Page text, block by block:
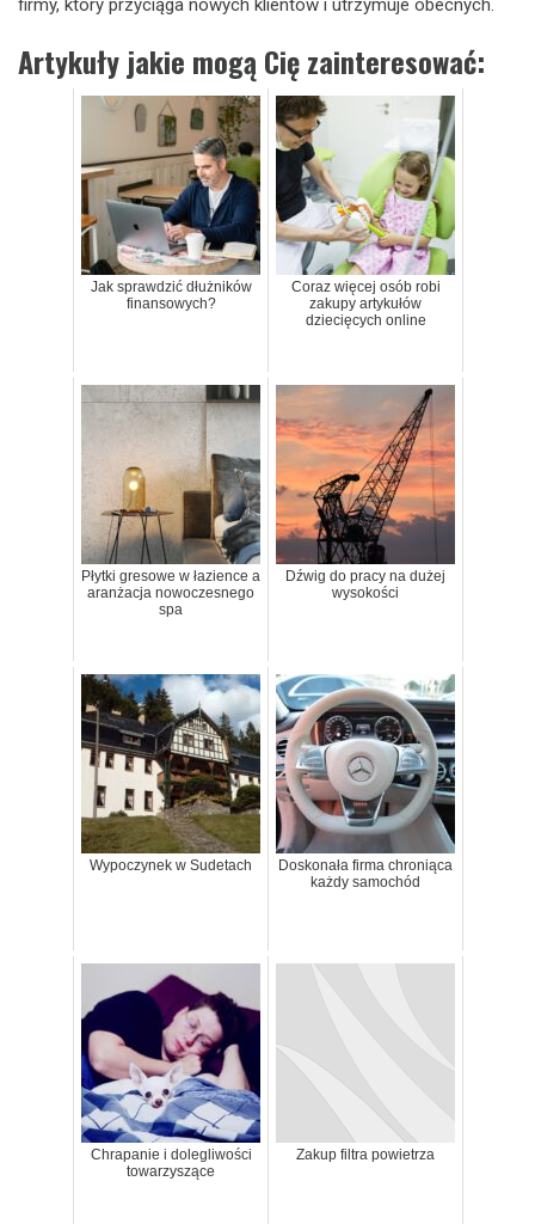
firmy, który przyciąga nowych klientów i utrzymuje obecnych.
Artykuły jakie mogą Cię zainteresować:
Jak sprawdzić dłużników
finansowych?
Coraz więcej osób robi
zakupy artykułów
dziecięcych online
Płytki gresowe w łazience a
aranżacja nowoczesnego
spa
Dźwig do pracy na dużej
wysokości
Wypoczynek w Sudetach
Doskonała firma chroniąca
każdy samochód
Chrapanie i dolegliwości
towarzyszące
Zakup filtra powietrza